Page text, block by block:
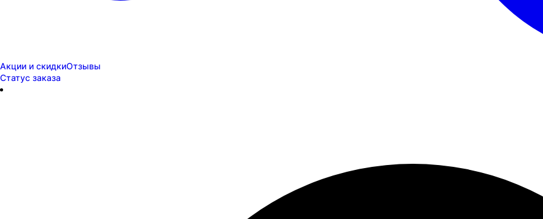
Акции и скидкиОтзывы
Статус заказа